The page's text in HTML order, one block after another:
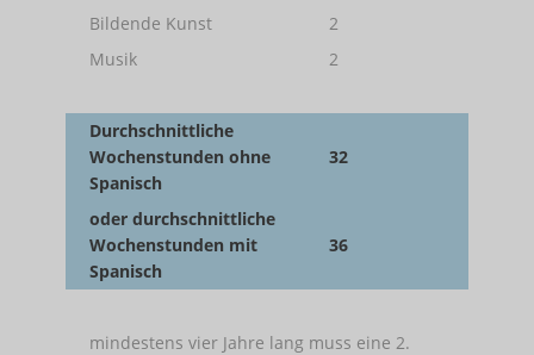
Bildende Kunst
2
Musik
2
Durchschnittliche
Wochenstunden ohne
Spanisch
32
oder durchschnittliche
Wochenstunden mit
Spanisch
36
mindestens vier Jahre lang muss eine 2.